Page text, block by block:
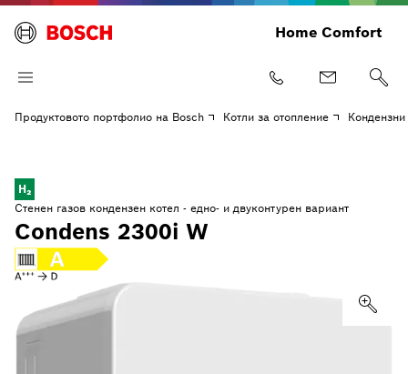
Home Comfort
Продуктовото портфолио на Bosch Котли за отопление Кондензни
H₂
Стенен газов кондензен котел - едно- и двуконтурен вариант
Condens 2300i W